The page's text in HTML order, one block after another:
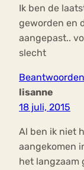
Ik ben de
geworden en
aangepast..
slecht
Beantwoorden
lisanne
18 juli, 2015
Al ben ik niet
aangekomen
het langzaam